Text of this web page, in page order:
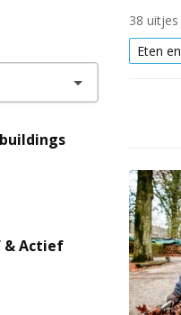
& Actief
38
Eten